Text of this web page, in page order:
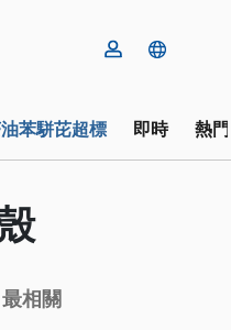
苯駢芘超標 即時 熱
最相關